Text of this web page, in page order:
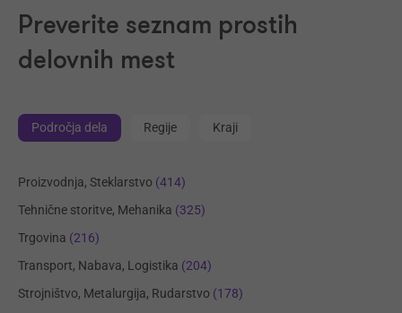
Preverite seznam prostih
delovnih mest
Področja dela Regije Kraji
Proizvodnja, Steklarstvo (414)
Tehnične storitve, Mehanika (325)
Trgovina (216)
Transport, Nabava, Logistika (204)
Strojništvo, Metalurgija, Rudarstvo (178)